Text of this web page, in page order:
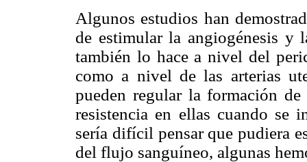
Algunos estudios han
de estimular la angiogénesis y
también lo hace a nivel del
como a nivel de las arterias
pueden regular la formación
resistencia en ellas cuando se
sería difícil pensar que pudiera
del flujo sanguíneo, algunas